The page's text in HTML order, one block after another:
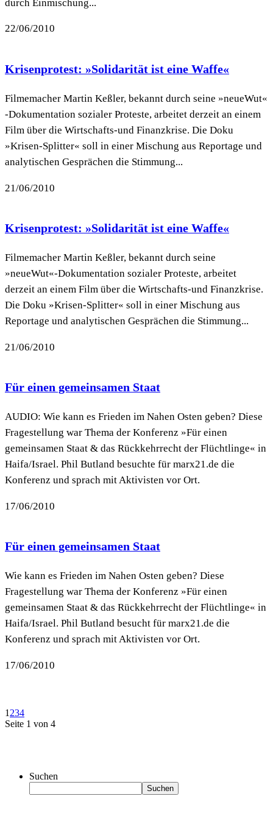
durch Einmischung...
22/06/2010
Krisenprotest: »Solidarität ist eine Waffe«
Filmemacher Martin Keßler, bekannt durch seine »neueWut«
-Dokumentation sozialer Proteste, arbeitet derzeit an einem
Film über die Wirtschafts-und Finanzkrise. Die Doku
»Krisen-Splitter« soll in einer Mischung aus Reportage und
analytischen Gesprächen die Stimmung...
21/06/2010
Krisenprotest: »Solidarität ist eine Waffe«
Filmemacher Martin Keßler, bekannt durch seine
»neueWut«-Dokumentation sozialer Proteste, arbeitet
derzeit an einem Film über die Wirtschafts-und Finanzkrise.
Die Doku »Krisen-Splitter« soll in einer Mischung aus
Reportage und analytischen Gesprächen die Stimmung...
21/06/2010
Für einen gemeinsamen Staat
AUDIO: Wie kann es Frieden im Nahen Osten geben? Diese
Fragestellung war Thema der Konferenz »Für einen
gemeinsamen Staat & das Rückkehrrecht der Flüchtlinge« in
Haifa/Israel. Phil Butland besuchte für marx21.de die
Konferenz und sprach mit Aktivisten vor Ort.
17/06/2010
Für einen gemeinsamen Staat
Wie kann es Frieden im Nahen Osten geben? Diese
Fragestellung war Thema der Konferenz »Für einen
gemeinsamen Staat & das Rückkehrrecht der Flüchtlinge« in
Haifa/Israel. Phil Butland besucht für marx21.de die
Konferenz und sprach mit Aktivisten vor Ort.
17/06/2010
1 234
Seite 1 von 4
Suchen
Suchen